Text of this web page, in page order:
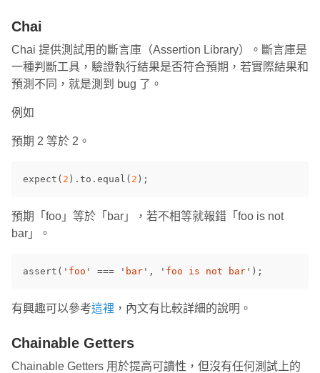
Chai
Chai 提供測試用的斷言庫（Assertion Library）。斷言庫是
一種判斷工具，驗證執行結果是否符合預期，若實際結果和
預測不同，就是測到 bug 了。
例如
預期 2 等於 2。
expect ( 2 ). to . equal ( 2 );
預期「foo」等於「bar」，若不相等就報錯「foo is not
bar」。
assert ( ' foo ' === ' bar ' , ' foo is not bar ' );
有興趣可以參考這裡 ，內文有比較詳細的說明。
Chainable Getters
Chainable Getters 用於提高可讀性，但沒有任何測試上的